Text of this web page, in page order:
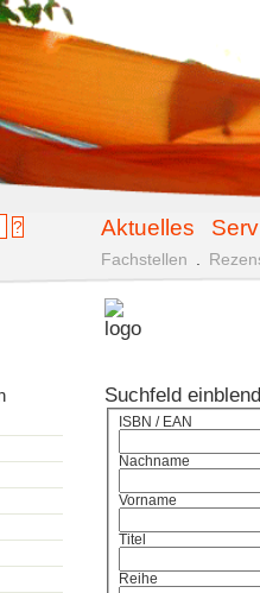
Aktuelles
Fachstellen
Suchfeld
ISBN / EAN
Nachname
Vorname
Titel
Reihe